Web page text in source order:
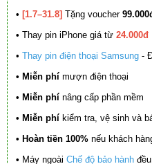
• [1.7–31.8] Tặng voucher
• Thay pin iPhone giá từ 24.000đ
• Thay pin điện thoại Samsung -
• Miễn phí mượn điện thoại
• Miễn phí nâng cấp phần mềm
• Miễn phí kiểm tra, vệ sinh và
• Hoàn tiền 100% nếu khách
• Máy ngoài Chế độ bảo hành